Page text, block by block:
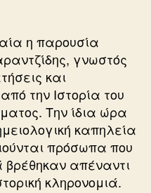
η παρουσία
γνωστός
και
την Ιστορία του
Την ίδια ώρα
καπηλεία
πρόσωπα που
βρέθηκαν απέναντι
κληρονομιά.